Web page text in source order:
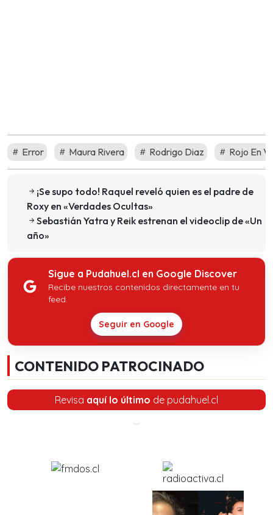
Error Maura Rivera Rodrigo Diaz Rojo En
¡Se supo todo! Raquel reveló quien es el padre de
Roxy en «Verdades Ocultas»
Sebastián Yatra y Reik estrenan el videoclip de «Un
año»
Sigue a Pudahuel.cl en Google Discover
Recibe nuestros contenidos directamente en tu
feed.
Seguir en Google
CONTENIDO PATROCINADO
Revisa aquí lo último de pudahuel.cl